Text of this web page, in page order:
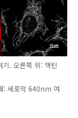
. 오른쪽 위: 액틴
: 세포막 640nm 여